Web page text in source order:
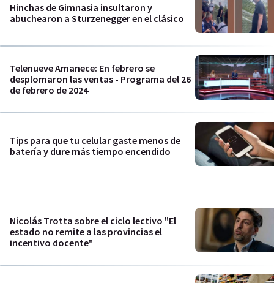
Hinchas de Gimnasia insultaron y
abuchearon a Sturzenegger en el clásico
Telenueve Amanece: En febrero se
desplomaron las ventas - Programa del 26
de febrero de 2024
Tips para que tu celular gaste menos de
batería y dure más tiempo encendido
Nicolás Trotta sobre el ciclo lectivo "El
estado no remite a las provincias el
incentivo docente"